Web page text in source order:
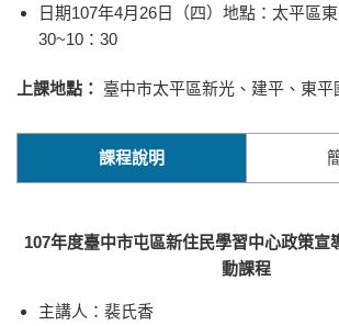
日期107年4月26日（四）地點：太平區
30~10：30
上課地點： 臺中市太平區新光、建平、東平
課程說明
107年度臺中市屯區新住民學習中心政策宣
動課程
主講人：裴氏香